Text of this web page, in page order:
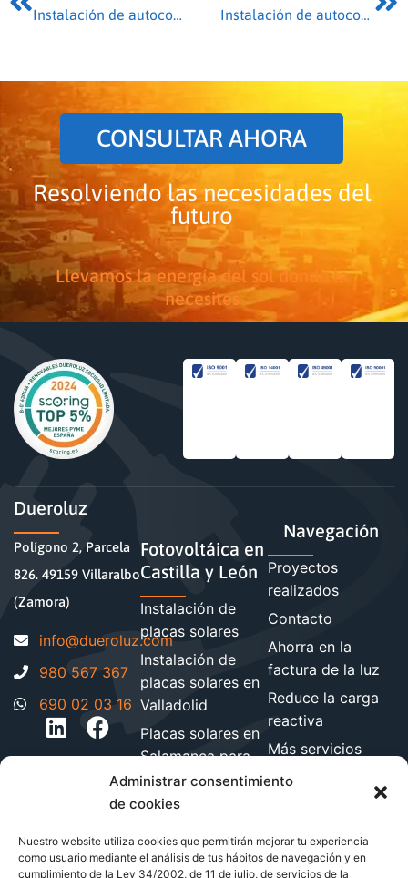
Administrar consentimiento
de cookies
Nuestro website utiliza cookies que permitirán mejorar tu experiencia
como usuario mediante el análisis de tus hábitos de navegación y en
cumplimiento de la Ley 34/2002, de 11 de julio, de servicios de la
CONSULTAR AHORA
Resolviendo las necesidades del
futuro
Llevamos la energía del sol donde la
necesites
Dueroluz
Polígono 2, Parcela
826. 49159 Villaralbo
(Zamora)
moc.zuloreud@ofni
980 567 367
690 02 03 16
Fotovoltáica en
Castilla y León
Instalación de
placas solares
Instalación de
placas solares en
Valladolid
Placas solares en
Salamanca para
hogares y
empresa
paneles solares
Navegación
Proyectos
realizados
Contacto
Ahorra en la
factura de la luz
Reduce la carga
reactiva
Más servicios
energéticos
Blog de energía y